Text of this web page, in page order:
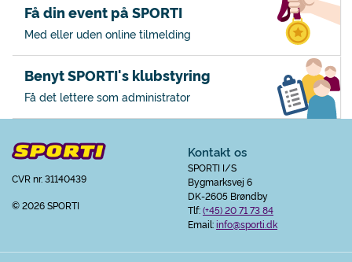
Få din event på SPORTI
Med eller uden online tilmelding
Benyt SPORTI's klubstyring
Få det lettere som administrator
CVR nr. 31140439
© 2026 SPORTI
Kontakt os
SPORTI I/S
Bygmarksvej 6
DK-2605 Brøndby
Tlf:(+45) 20 71 73 84
Email:info@sporti.dk